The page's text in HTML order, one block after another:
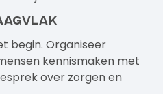
begin. Organiseer
kennismaken met
over zorgen en